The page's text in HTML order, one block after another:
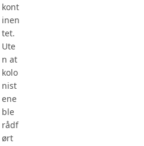
kont
inen
tet.
Ute
n at
kolo
nist
ene
ble
rådf
ørt